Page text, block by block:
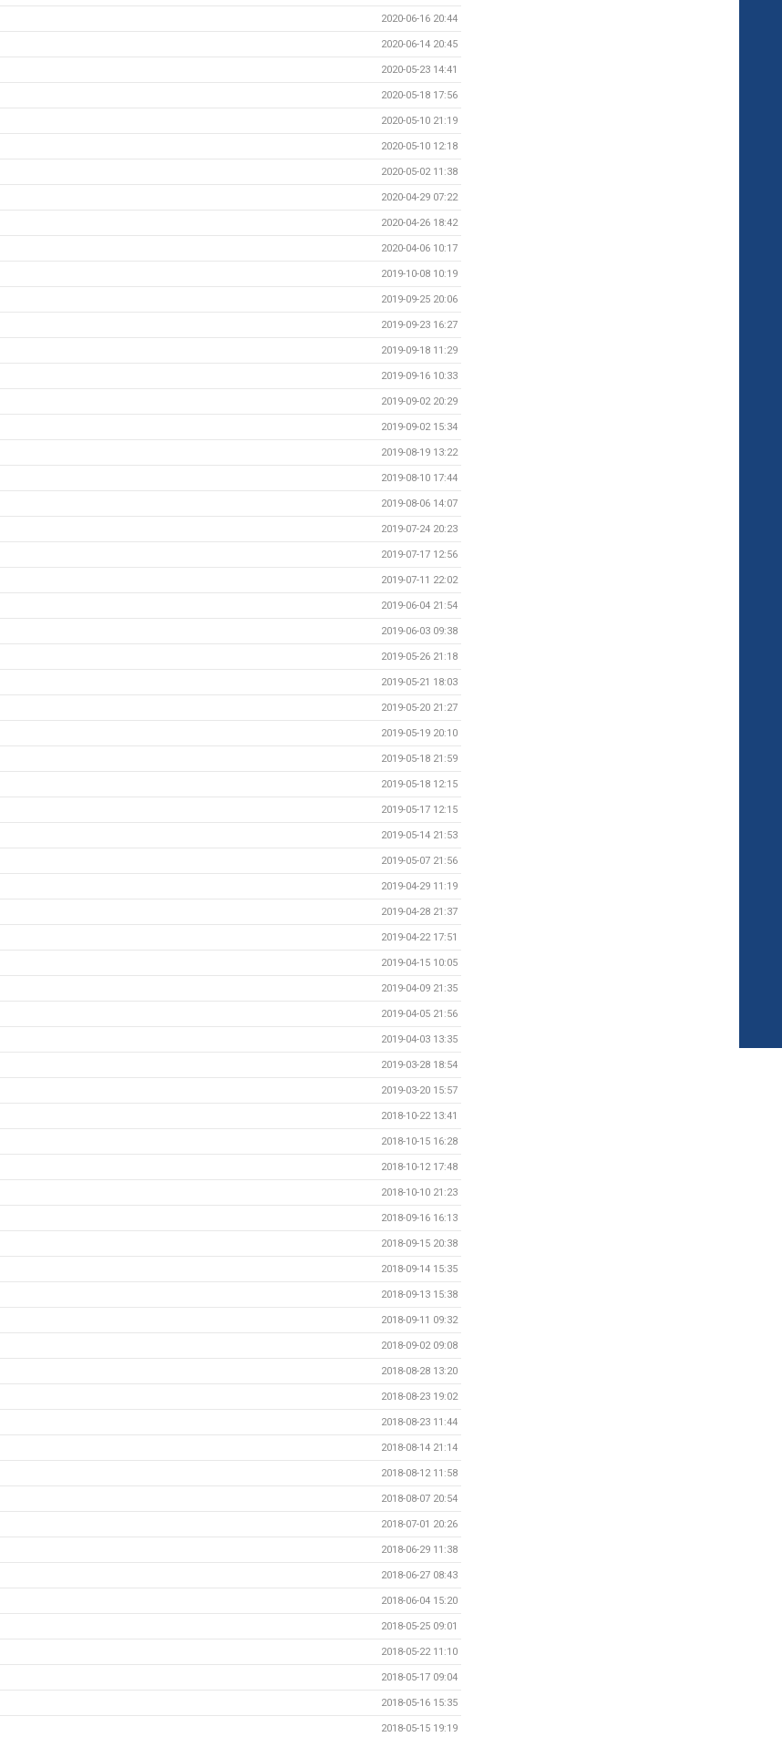
2020-06-16 20:44
2020-06-14 20:45
2020-05-23 14:41
2020-05-18 17:56
2020-05-10 21:19
2020-05-10 12:18
2020-05-02 11:38
2020-04-29 07:22
2020-04-26 18:42
2020-04-06 10:17
2019-10-08 10:19
2019-09-25 20:06
2019-09-23 16:27
2019-09-18 11:29
2019-09-16 10:33
2019-09-02 20:29
2019-09-02 15:34
2019-08-19 13:22
2019-08-10 17:44
2019-08-06 14:07
2019-07-24 20:23
2019-07-17 12:56
2019-07-11 22:02
2019-06-04 21:54
2019-06-03 09:38
2019-05-26 21:18
2019-05-21 18:03
2019-05-20 21:27
2019-05-19 20:10
2019-05-18 21:59
2019-05-18 12:15
2019-05-17 12:15
2019-05-14 21:53
2019-05-07 21:56
2019-04-29 11:19
2019-04-28 21:37
2019-04-22 17:51
2019-04-15 10:05
2019-04-09 21:35
2019-04-05 21:56
2019-04-03 13:35
2019-03-28 18:54
2019-03-20 15:57
2018-10-22 13:41
2018-10-15 16:28
2018-10-12 17:48
2018-10-10 21:23
2018-09-16 16:13
2018-09-15 20:38
2018-09-14 15:35
2018-09-13 15:38
2018-09-11 09:32
2018-09-02 09:08
2018-08-28 13:20
2018-08-23 19:02
2018-08-23 11:44
2018-08-14 21:14
2018-08-12 11:58
2018-08-07 20:54
2018-07-01 20:26
2018-06-29 11:38
2018-06-27 08:43
2018-06-04 15:20
2018-05-25 09:01
2018-05-22 11:10
2018-05-17 09:04
2018-05-16 15:35
2018-05-15 19:19